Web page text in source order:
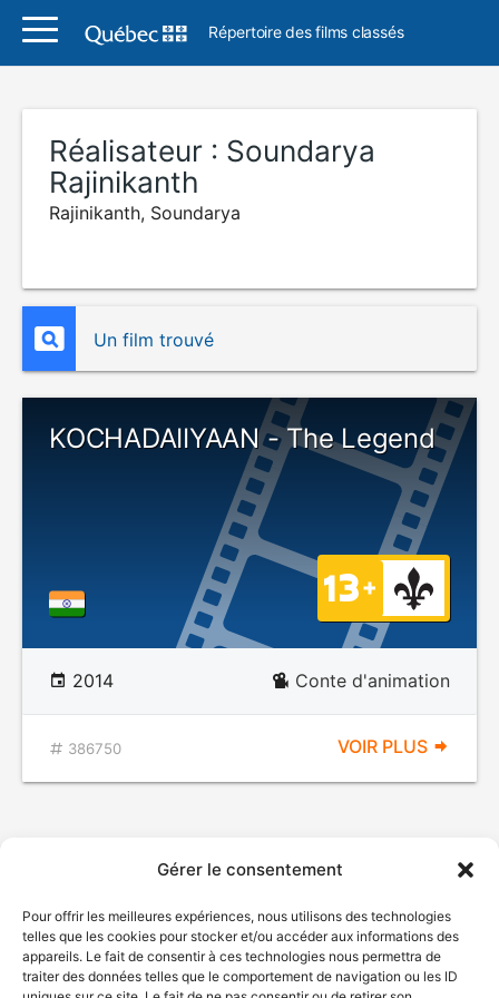
Gérer le consentement
Pour offrir les meilleures expériences, nous utilisons des technologies
telles que les cookies pour stocker et/ou accéder aux informations des
appareils. Le fait de consentir à ces technologies nous permettra de
traiter des données telles que le comportement de navigation ou les ID
Répertoire des films classés
Réalisateur : Soundarya
Rajinikanth
Rajinikanth, Soundarya
Un film trouvé
KOCHADAIIYAAN - The Legend
2014 Conte d'animation
386750 VOIR PLUS